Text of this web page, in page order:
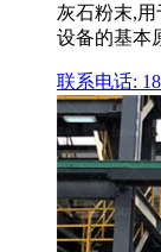
灰石粉末,
设备的基本
联系电话: